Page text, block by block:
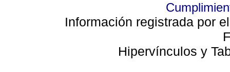
Información registrada por
Hipervínculos y